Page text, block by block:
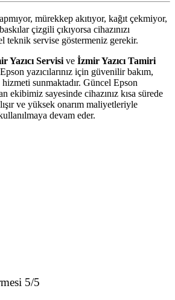
mürekkep akıtıyor, kağıt çekmiyor,
çizgili çıkıyorsa cihazınızı
teknik servise göstermeniz gerekir.
Yazıcı Servisi ve İzmir Yazıcı Tamiri
yazıcılarınız için güvenilir bakım,
sunmaktadır. Güncel Epson
ekibimiz sayesinde cihazınız kısa sürede
ve yüksek onarım maliyetleriyle
devam eder.
5/5